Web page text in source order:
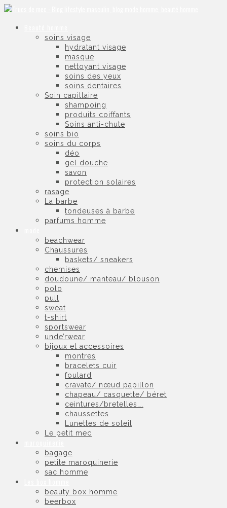
soins visage
hydratant visage
masque
nettoyant visage
soins des yeux
soins dentaires
Soin capillaire
shampoing
produits coiffants
Soins anti-chute
soins bio
soins du corps
déo
gel douche
savon
protection solaires
rasage
La barbe
tondeuses à barbe
parfums homme
beachwear
Chaussures
baskets/ sneakers
chemises
doudoune/ manteau/ blouson
polo
pull
sweat
t-shirt
sportswear
unde’rwear
bijoux et accessoires
montres
bracelets cuir
foulard
cravate/ nœud papillon
chapeau/ casquette/ béret
ceintures/bretelles….
chaussettes
Lunettes de soleil
Le petit mec
bagage
petite maroquinerie
sac homme
beauty box homme
beerbox